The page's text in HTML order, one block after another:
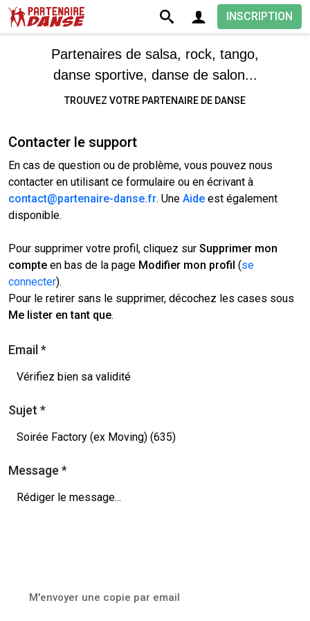
INSCRIPTION
Partenaires de salsa, rock, tango,
danse sportive, danse de salon...
TROUVEZ VOTRE PARTENAIRE DE DANSE
Contacter le support
En cas de question ou de problème, vous pouvez nous
contacter en utilisant ce formulaire ou en écrivant à
contact@partenaire-danse.fr. Une Aide est également
disponible.
Pour supprimer votre profil, cliquez sur Supprimer mon
compte en bas de la page Modifier mon profil (se
connecter).
Pour le retirer sans le supprimer, décochez les cases sous
Me lister en tant que.
Email *
Sujet *
Message *
M'envoyer une copie par email